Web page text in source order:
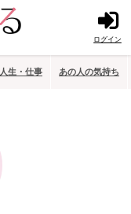
ログイン
人生・仕事 あの人の気持ち